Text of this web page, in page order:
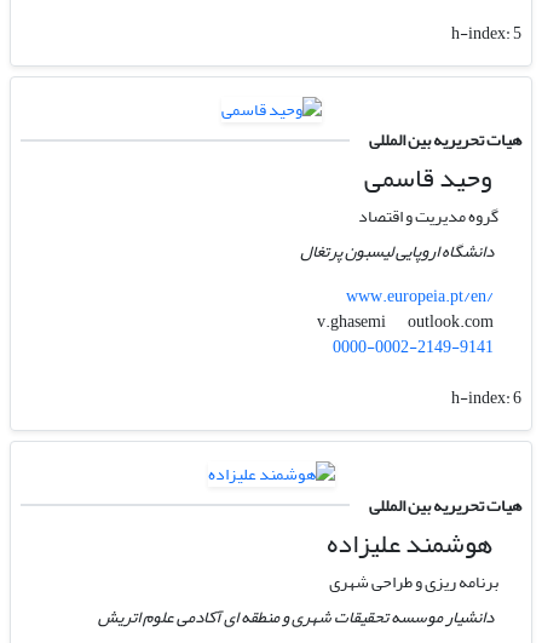
h-index:5
هیات تحریریه بین المللی
وحید قاسمی
گروه مدیریت و اقتصاد
دانشگاه اروپایی لیسبون پرتغال
www.europeia.pt/en/
v.ghasemi
outlook.com
0000-0002-2149-9141
h-index:6
هیات تحریریه بین المللی
هوشمند علیزاده
برنامه ریزی و طراحی شهری
دانشیار موسسه تحقیقات شهری و منطقه ای آکادمی علوم اتریش